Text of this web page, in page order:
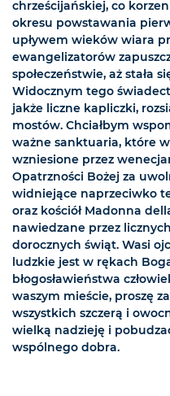
chrześcijańskiej, co
okresu powstawania
upływem wieków wiara
ewangelizatorów
społeczeństwie, aż stała
Widocznym tego
jakże liczne kapliczki,
mostów. Chciałbym
ważne sanktuaria, które
wzniesione przez
Opatrzności Bożej za
widniejące naprzeciwko
oraz kościół Madonna
nawiedzane przez
dorocznych świąt. Wasi
ludzkie jest w rękach
błogosławieństwa
waszym mieście, proszę
wszystkich szczerą i
wielką nadzieję i
wspólnego dobra.